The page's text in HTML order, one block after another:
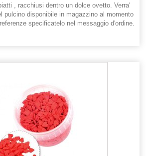
, racchiusi dentro un dolce ovetto. Verra'
pulcino disponibile in magazzino al momento
specificatelo nel messaggio d'ordine.